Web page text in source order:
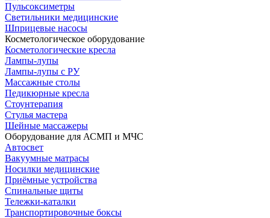
Пульсоксиметры
Светильники медицинские
Шприцевые насосы
Косметологическое оборудование
Косметологические кресла
Лампы-лупы
Лампы-лупы с РУ
Массажные столы
Педикюрные кресла
Стоунтерапия
Стулья мастера
Шейные массажеры
Оборудование для АСМП и МЧС
Автосвет
Вакуумные матрасы
Носилки медицинские
Приёмные устройства
Спинальные щиты
Тележки-каталки
Транспортировочные боксы